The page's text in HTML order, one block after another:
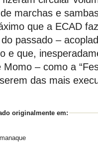
marchas e
que a ECAD
passado –
e que,
– como a
das mais
originalmente em: